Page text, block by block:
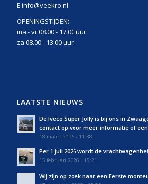
E info@veekro.nl
OPENINGSTIJDEN:
ma - vr 08.00 - 17.00 uur
za 08.00 - 13.00 uur
LAATSTE NIEUWS
De Iveco Super Jolly is bij ons in
contact op voor meer informatie of
18 maart 2026 - 11:38
Per 1 juli 2026 wordt de
15 februari 2026 - 15:21
Wij zijn op zoek naar een Eerste